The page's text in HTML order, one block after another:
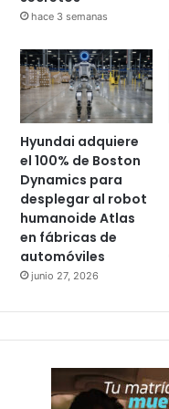
hace 3 semanas
Hyundai adquiere
el 100% de Boston
Dynamics para
desplegar al robot
humanoide Atlas
en fábricas de
automóviles
junio 27, 2026